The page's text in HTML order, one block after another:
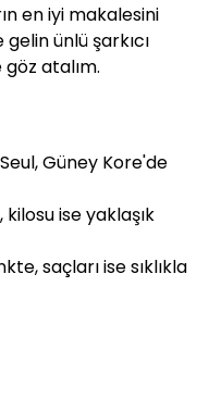
en iyi makalesini
gelin ünlü şarkıcı
atalım.
Güney Kore'de
ise yaklaşık
saçları ise sıklıkla